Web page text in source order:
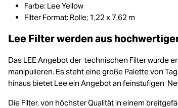
Farbe: Lee Yellow
Filter Format: Rolle; 1,22 x 7,62 m
Lee Filter werden aus
Das LEE Angebot der technischen Filter wurde
manipulieren. Es steht eine große Palette von
hinaus bietet Lee ein Angebot an feinstufigen
Die Filter, von höchster Qualität in einem